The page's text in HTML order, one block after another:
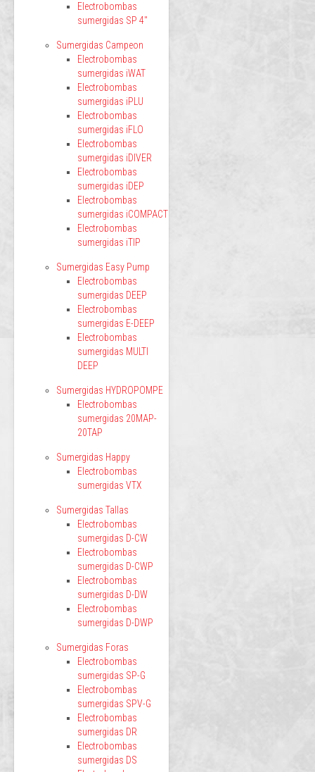
Electrobombas
sumergidas SP 4"
Sumergidas Campeon
Electrobombas
sumergidas iWAT
Electrobombas
sumergidas iPLU
Electrobombas
sumergidas iFLO
Electrobombas
sumergidas iDIVER
Electrobombas
sumergidas iDEP
Electrobombas
sumergidas iCOMPACT
Electrobombas
sumergidas iTIP
Sumergidas Easy Pump
Electrobombas
sumergidas DEEP
Electrobombas
sumergidas E-DEEP
Electrobombas
sumergidas MULTI
DEEP
Sumergidas HYDROPOMPE
Electrobombas
sumergidas 20MAP-
20TAP
Sumergidas Happy
Electrobombas
sumergidas VTX
Sumergidas Tallas
Electrobombas
sumergidas D-CW
Electrobombas
sumergidas D-CWP
Electrobombas
sumergidas D-DW
Electrobombas
sumergidas D-DWP
Sumergidas Foras
Electrobombas
sumergidas SP-G
Electrobombas
sumergidas SPV-G
Electrobombas
sumergidas DR
Electrobombas
sumergidas DS